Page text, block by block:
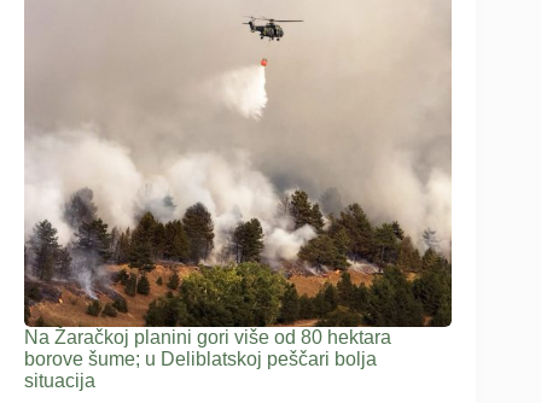
Na Žaračkoj planini gori više od 80 hektara
borove šume; u Deliblatskoj peščari bolja
situacija